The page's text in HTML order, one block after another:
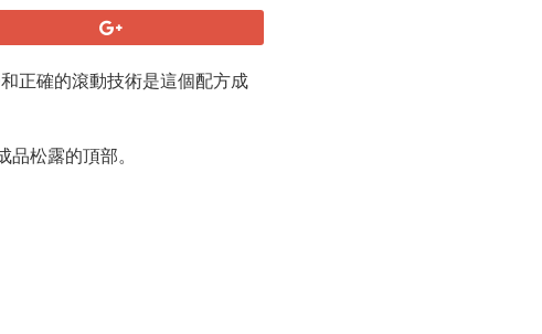
和正確的滾動技術是這個配方成
品松露的頂部。